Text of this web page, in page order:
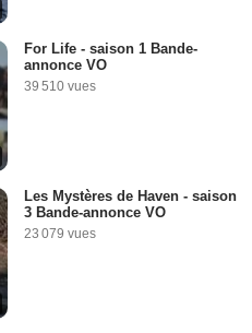
For Life - saison 1 Bande-
annonce VO
39 510 vues
Les Mystères de Haven - saison
3 Bande-annonce VO
23 079 vues